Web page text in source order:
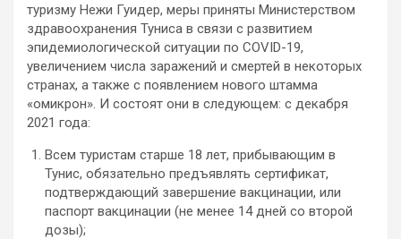
туризму Нежи Гуидер, меры приняты Министерством
здравоохранения Туниса в связи с развитием
эпидемиологической ситуации по COVID-19,
увеличением числа заражений и смертей в некоторых
странах, а также с появлением нового штамма
«омикрон». И состоят они в следующем: с декабря
2021 года:
Всем туристам старше 18 лет, прибывающим в
Тунис, обязательно предъявлять сертификат,
подтверждающий завершение вакцинации, или
паспорт вакцинации (не менее 14 дней со второй
дозы);